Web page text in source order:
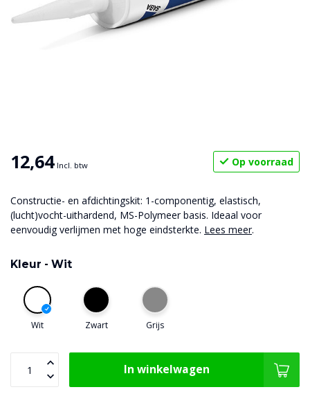
12,64 Incl. btw Op voorraad
Constructie- en afdichtingskit: 1-componentig, elastisch,
(lucht)vocht-uithardend, MS-Polymeer basis. Ideaal voor
eenvoudig verlijmen met hoge eindsterkte. Lees meer.
Kleur - Wit
Wit Zwart Grijs
In winkelwagen